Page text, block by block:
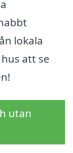
lokala
att se
utan